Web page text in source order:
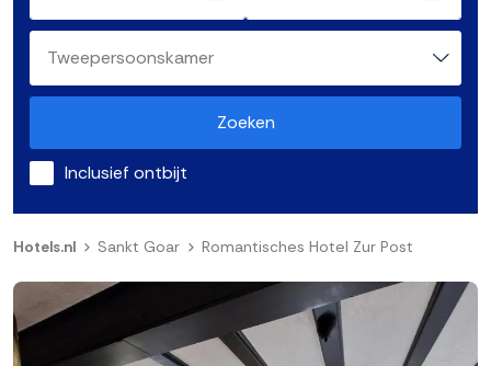
Zoeken
Inclusief ontbijt
Hotels.nl Sankt Goar Romantisches Hotel Zur Post